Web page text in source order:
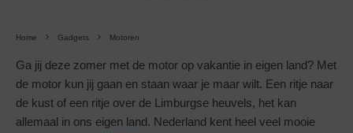
Home Gadgets Motoren
Ga jij deze zomer met de motor op vakantie in eigen land? Met
de motor kun jij gaan en staan waar je maar wilt. Een ritje naar
de kust of een ritje over de Limburgse heuvels, het kan
allemaal in ons eigen land. Nederland kent heel veel mooie